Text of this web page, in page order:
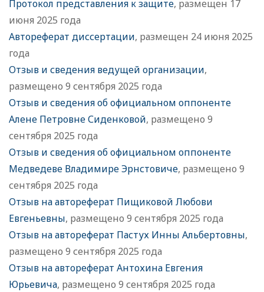
Протокол представления к защите, размещен 17
июня 2025 года
Автореферат диссертации, размещен 24 июня 2025
года
Отзыв и сведения ведущей организации,
размещено 9 сентября 2025 года
Отзыв и сведения об официальном оппоненте
Алене Петровне Сиденковой, размещено 9
сентября 2025 года
Отзыв и сведения об официальном оппоненте
Медведеве Владимире Эрнстовиче, размещено 9
сентября 2025 года
Отзыв на автореферат Пищиковой Любови
Евгеньевны, размещено 9 сентября 2025 года
Отзыв на автореферат Пастух Инны Альбертовны,
размещено 9 сентября 2025 года
Отзыв на автореферат Антохина Евгения
Юрьевича, размещено 9 сентября 2025 года